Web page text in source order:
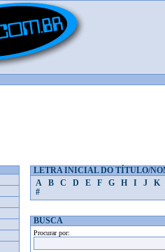
LETRA INICIAL DO TÍTULO/
A
B C D E F G H I J
K
#
BUSCA
Procurar por: